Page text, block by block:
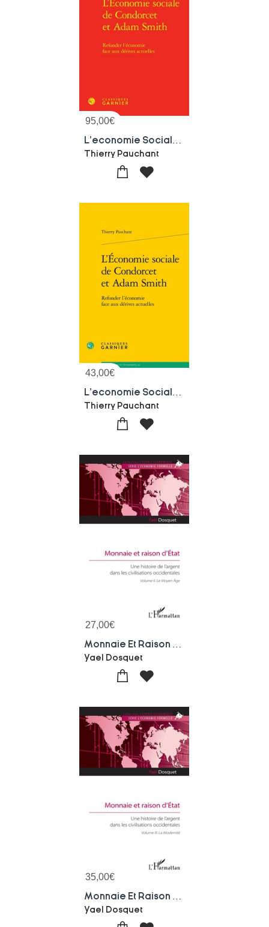
95,00€
Thierry Pauchant
43,00€
Thierry Pauchant
27,00€
Yael Dosquet
35,00€
Yael Dosquet